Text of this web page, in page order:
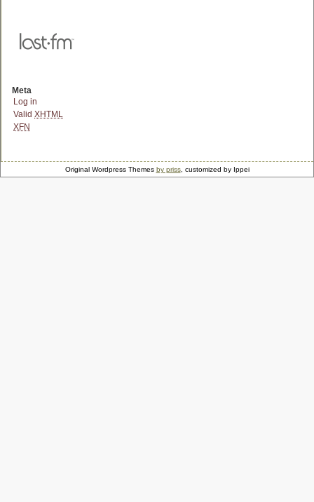
Meta
Log in
Valid XHTML
XFN
Original Wordpress Themes by priss, customized by Ippei